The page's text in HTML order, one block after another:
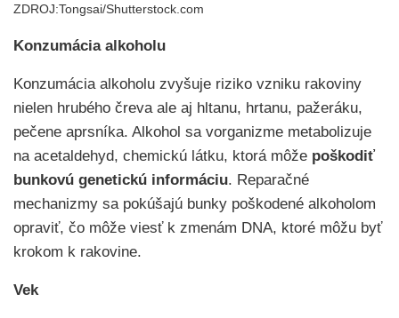
ZDROJ:Tongsai/Shutterstock.com
Konzumácia alkoholu
Konzumácia alkoholu zvyšuje riziko vzniku rakoviny
nielen hrubého čreva ale aj hltanu, hrtanu, pažeráku,
pečene aprsníka. Alkohol sa vorganizme metabolizuje
na acetaldehyd, chemickú látku, ktorá môže poškodiť
bunkovú genetickú informáciu. Reparačné
mechanizmy sa pokúšajú bunky poškodené alkoholom
opraviť, čo môže viesť k zmenám DNA, ktoré môžu byť
krokom k rakovine.
Vek